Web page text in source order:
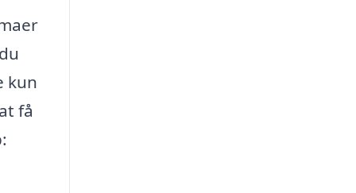
kun
få